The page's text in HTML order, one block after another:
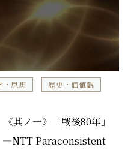
・思想
歴史・価値観
其ノ一》「戦後80年」
―NTT Paraconsistent